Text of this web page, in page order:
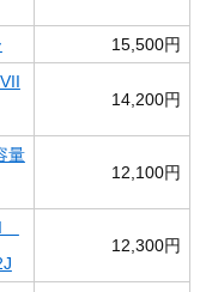
15,500円
14,200円
量
12,100円
12,300円